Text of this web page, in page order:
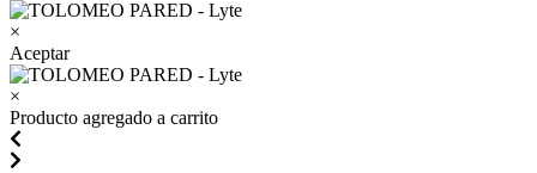
×
Aceptar
×
Producto agregado a carrito